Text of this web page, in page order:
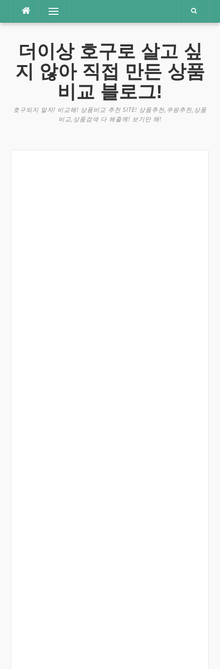
츠
메뉴
더이상 호구로 살고 싶
지 않아 직접 만든 상품
비교 블로그!
호구되지 말자! 비교해! 상품비교 추천 SITE! 상품추천,쿠팡추천,상품
비교,상품검색 다 해줄께! 보기만 해!